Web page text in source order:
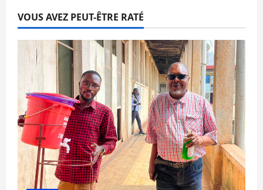
VOUS AVEZ PEUT-ÊTRE RATÉ